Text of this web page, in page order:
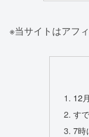
※当サイトはアフ
12
す
7時